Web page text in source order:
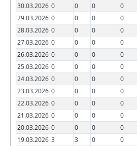
30.03.2026 0 0 0 0
29.03.2026 0 0 0 0
28.03.2026 0 0 0 0
27.03.2026 0 0 0 0
26.03.2026 0 0 0 0
25.03.2026 0 0 0 0
24.03.2026 0 0 0 0
23.03.2026 0 0 0 0
22.03.2026 0 0 0 0
21.03.2026 0 0 0 0
20.03.2026 0 0 0 0
19.03.2026 3 3 0 0